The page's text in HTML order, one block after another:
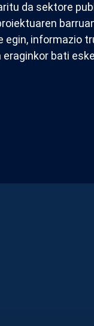
da sektore
informazio
bati